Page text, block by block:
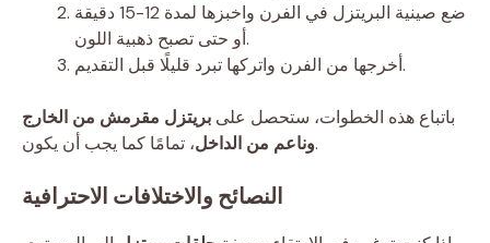
ضع صينية البريتزل في الفرن واخبزها لمدة 12-15 دقيقة
أو حتى تصبح ذهبية اللون.
أخرجها من الفرن واتركها تبرد قليلًا قبل التقديم.
باتباع هذه الخطوات، ستحصل على بريتزل مقرمش من الخارج
وناعم من الداخل، تمامًا كما يجب أن يكون.
النصائح والاختلافات الاحترافية